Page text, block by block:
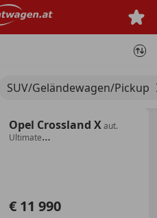
SUV/Geländewagen/Pickup
Opel Crossland Xaut.
Ultimate
€ 11 990